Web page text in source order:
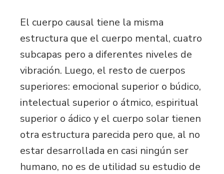
El cuerpo causal tiene la misma
estructura que el cuerpo mental, cuatro
subcapas pero a diferentes niveles de
vibración. Luego, el resto de cuerpos
superiores: emocional superior o búdico,
intelectual superior o átmico, espiritual
superior o ádico y el cuerpo solar tienen
otra estructura parecida pero que, al no
estar desarrollada en casi ningún ser
humano, no es de utilidad su estudio de